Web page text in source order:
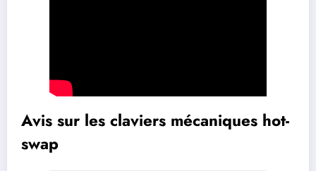
Avis sur les claviers mécaniques hot-
swap